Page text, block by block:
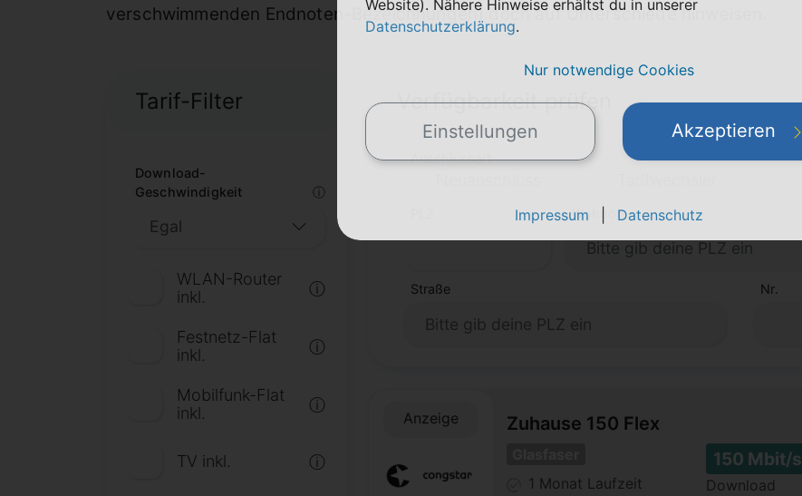
verschwimmenden Endnoten-Bezeichnungen) doch auf Unterschiede hinweisen.
Tarif-Filter
Download-
Geschwindigkeit
ⓘ
WLAN-Router
inkl.
ⓘ
Festnetz-Flat
inkl.
ⓘ
Mobilfunk-Flat
inkl.
ⓘ
TV inkl. ⓘ
Verfügbarkeit prüfen
Anschlussart
Wohnort
Straße Nr.
Anzeige Zuhause 150 Flex
1 Monat Laufzeit
150 Mbit/s
Download
Website). Nähere Hinweise erhältst du in unserer
Datenschutzerklärung.
Nur notwendige Cookies
Einstellungen Akzeptieren
Impressum Datenschutz